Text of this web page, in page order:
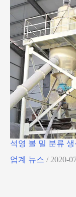
석영 볼 밀 분류
업계 뉴스 / 2020-